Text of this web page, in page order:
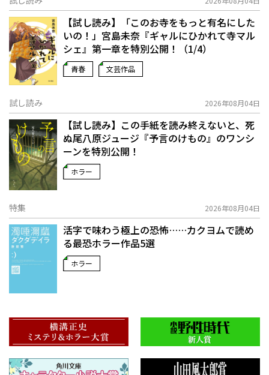
【試し読み】「このお寺をもっと有名にした
いの！」宮島未奈『ギャルにひかれて寺マル
シェ』第一章を特別公開！（1/4）
青春 文芸作品
試し読み 2026年08月04日
【試し読み】この手紙を読み終えないと、死
ぬ――尾八原ジュージ『予言のけもの』のワンシ
ーンを特別公開！
ホラー
特集 2026年08月04日
活字で味わう極上の恐怖……カクヨムで読め
る最恐ホラー作品5選
ホラー